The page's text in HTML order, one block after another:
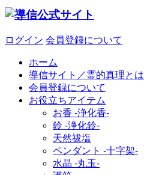
ログイン 会員登録について
ホーム
導信サイト／霊的真理とは
会員登録について
お役立ちアイテム
お香 ‐浄化香‐
鈴 ‐浄化鈴‐
天然祓塩
ペンダント -十字架-
水晶 -丸玉-